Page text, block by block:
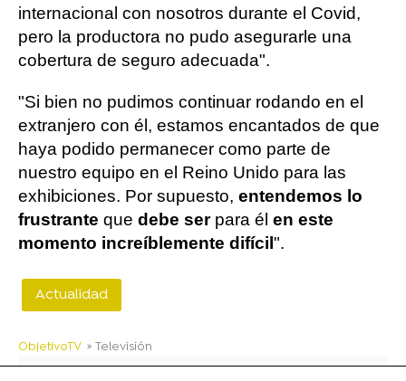
internacional con nosotros durante el Covid,
pero la productora no pudo asegurarle una
cobertura de seguro adecuada".
"Si bien no pudimos continuar rodando en el
extranjero con él, estamos encantados de que
haya podido permanecer como parte de
nuestro equipo en el Reino Unido para las
exhibiciones. Por supuesto, entendemos lo
frustrante que debe serpara él en este
momento increíblemente difícil ".
Actualidad
ObjetivoTV » Televisión